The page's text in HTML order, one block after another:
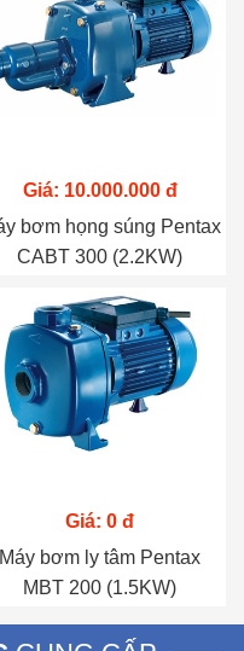
Giá: 10.000.000 đ
bơm họng súng Pentax
CABT 300 (2.2KW)
Giá: 0 đ
Máy bơm ly tâm Pentax
MBT 200 (1.5KW)